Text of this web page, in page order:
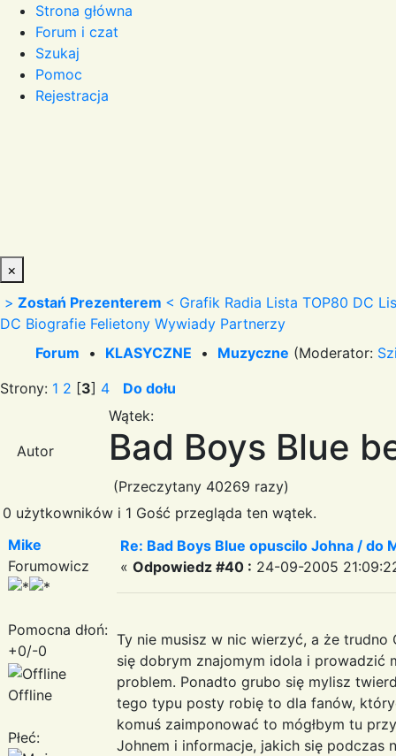
Strona główna
Forum i czat
Szukaj
Pomoc
Rejestracja
×
> Zostań Prezenterem < Grafik Radia Lista TOP80 DC
DC Biografie Felietony Wywiady Partnerzy
Forum • KLASYCZNE • Muzyczne (Moderator:
Strony: 1 2 [3] 4 Do dołu
Autor
Wątek:
Bad Boys Blue
(Przeczytany 40269 razy)
0 użytkowników i 1 Gość przegląda ten wątek.
Mike
Forumowicz
Pomocna dłoń:
+0/-0
Offline
Płeć:
Re: Bad Boys Blue opuscilo Johna / do
« Odpowiedz #40 : 24-09-2005
Ty nie musisz w nic wierzyć, a że
się dobrym znajomym idola i prowadzić
problem. Ponadto grubo się mylisz
tego typu posty robię to dla fanów,
komuś zaimponować to mógłbym tu
Johnem i informacje, jakich się podczas